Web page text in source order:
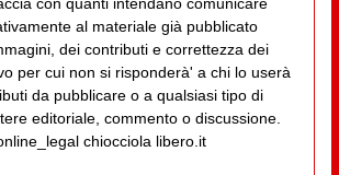
al materiale già pubblicato
dei contributi e correttezza dei
per cui non si risponderà' a chi lo userà
da pubblicare o a qualsiasi tipo di
editoriale, commento o discussione.
chiocciola libero.it